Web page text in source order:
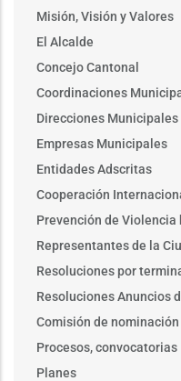
Main
menu
Misión, Visión y Valores
El Alcalde
Concejo Cantonal
Coordinaciones
Direcciones Municipales
Empresas Municipales
Entidades Adscritas
Cooperación
Prevención de
Representantes de la
Resoluciones por
Resoluciones Anuncios
Comisión de
Procesos, convocatorias
Planes